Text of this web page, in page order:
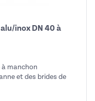
inox DN 40 à
manchon
et des brides de